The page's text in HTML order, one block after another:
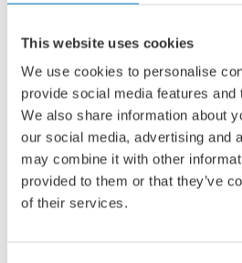
This website uses cookies
We use cookies to personalise
provide social media features and
We also share information about
our social media, advertising and
may combine it with other
provided to them or that they’ve
of their services.
bouwen we aan meer begrip, meer
wordt, noemen we Mpowered.
Mpowered. Drijvende kracht.
maritiem.”
Mpowered website